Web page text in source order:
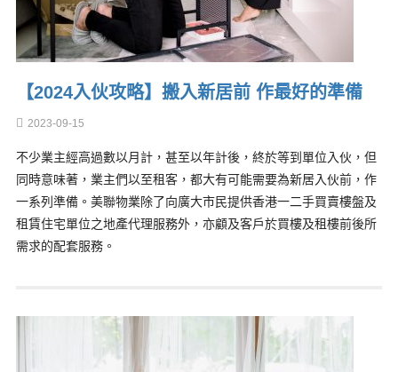
【2024入伙攻略】搬入新居前 作最好的準備
2023-09-15
不少業主經高過數以月計，甚至以年計後，終於等到單位入伙，但
同時意味著，業主們以至租客，都大有可能需要為新居入伙前，作
一系列準備。美聯物業除了向廣大市民提供香港一二手買賣樓盤及
租賃住宅單位之地產代理服務外，亦顧及客戶於買樓及租樓前後所
需求的配套服務。